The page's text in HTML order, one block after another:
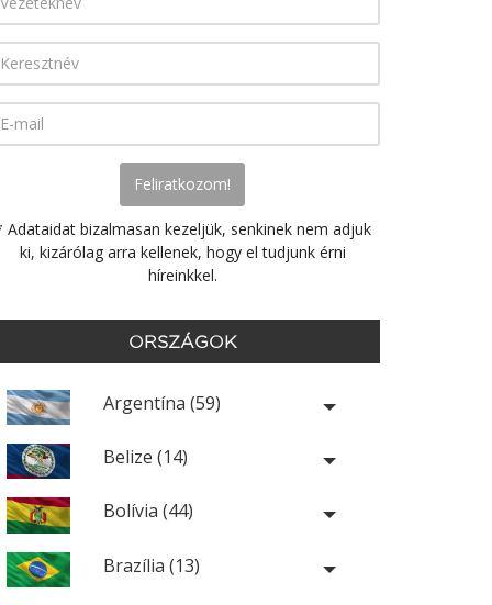
Adataidat bizalmasan kezeljük, senkinek nem adjuk
ki, kizárólag arra kellenek, hogy el tudjunk érni
híreinkkel.
ORSZÁGOK
Argentína (59)
Belize (14)
Bolívia (44)
Brazília (13)